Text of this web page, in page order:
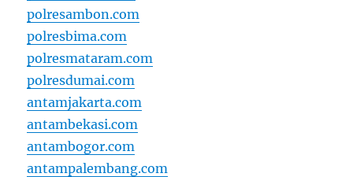
polresambon.com
polresbima.com
polresmataram.com
polresdumai.com
antamjakarta.com
antambekasi.com
antambogor.com
antampalembang.com